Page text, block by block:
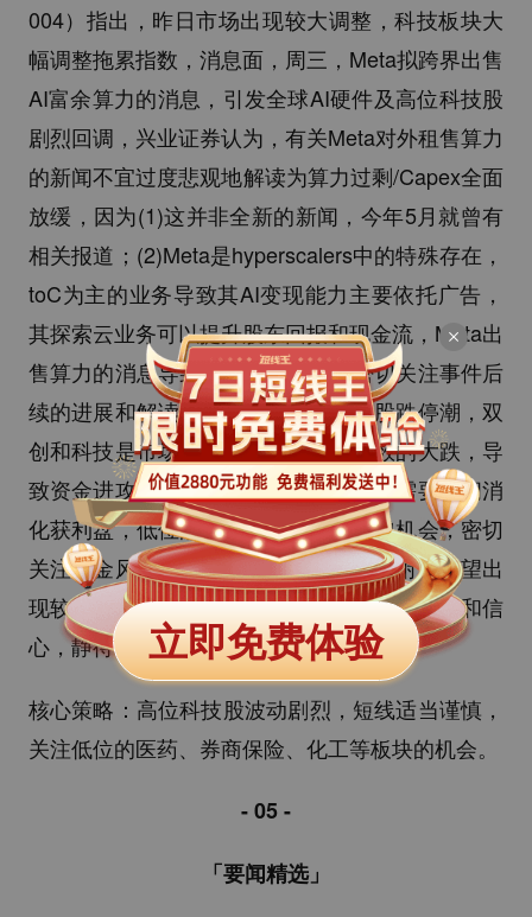
004）指出，昨日市场出现较大调整，科技板块大
幅调整拖累指数，消息面，周三，Meta拟跨界出售
AI富余算力的消息，引发全球AI硬件及高位科技股
剧烈回调，兴业证券认为，有关Meta对外租售算力
的新闻不宜过度悲观地解读为算力过剩/Capex全面
放缓，因为(1)这并非全新的新闻，今年5月就曾有
相关报道；(2)Meta是hyperscalers中的特殊存在，
toC为主的业务导致其AI变现能力主要依托广告，
其探索云业务可以提升股东回报和现金流，Meta出
售算力的消息导致科技板块重挫，密切关注事件后
续的进展和解读。从盘面看，科技个股跌停潮，双
创和科技是市场人气的核心，双创指数的大跌，导
致资金进攻情绪急剧降温，高位科技股需要时间消
化获利盘，低位的医药等板块迎来反弹机会，密切
关注资金风格的变化。预计大盘四千点附近有望出
现较强支撑，不以涨喜、不以跌悲，保持耐心和信
心，静待各大指数的止跌企稳反弹。
核心策略：高位科技股波动剧烈，短线适当谨慎，
关注低位的医药、券商保险、化工等板块的机会。
- 05-
「要闻精选」
立即免费体验